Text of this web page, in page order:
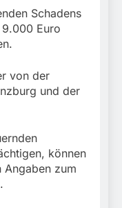
Schadens
Euro
von der
und der
können
Angaben zum